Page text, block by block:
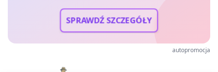
SPRAWDŹ SZCZEGÓŁY
autopromocja